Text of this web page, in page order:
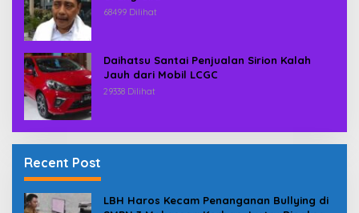
68499 Dilihat
Daihatsu Santai Penjualan Sirion Kalah
Jauh dari Mobil LCGC
29338 Dilihat
Recent Post
LBH Haros Kecam Penanganan Bullying di